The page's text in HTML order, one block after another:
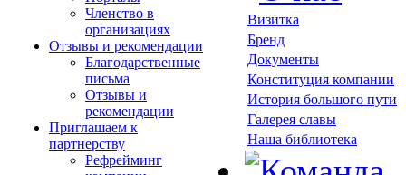
Членство в
организациях
Отзывы и рекомендации
Благодарственные
письма
Отзывы и
рекомендации
Приглашаем к
партнерству
Рефрейминг
Визитка
Бренд
Документы
Конституция компании
История большого пути
Галерея славы
Наша библиотека